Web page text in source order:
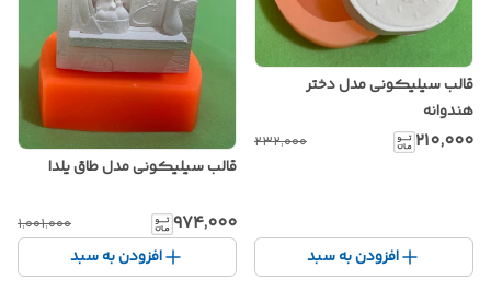
قالب سیلیکونی مدل دختر
هندوانه
۲۱۰٬۰۰۰ ۲۳۲٬۰۰۰
افزودن به سبد
قالب سیلیکونی مدل طاق یلدا
۹۷۴٬۰۰۰ ۱٬۰۰۱٬۰۰۰
افزودن به سبد